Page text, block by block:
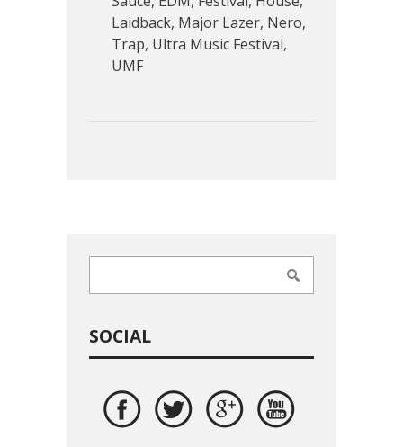
Laidback, Major Lazer, Nero,
Trap, Ultra Music Festival,
UMF
SOCIAL